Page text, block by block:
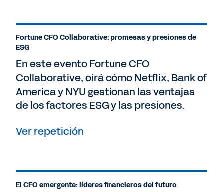
Fortune CFO Collaborative: promesas y presiones de
ESG
En este evento Fortune CFO
Collaborative, oirá cómo Netflix, Bank of
America y NYU gestionan las ventajas
de los factores ESG y las presiones.
Ver repetición
El CFO emergente: líderes financieros del futuro